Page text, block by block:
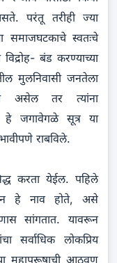
परंतू तरीही ज्या
समाजघटकाचे स्वतःचे
बंड करण्याच्या
मुलनिवासी जनतेला
असेल तर त्यांना
हे जगावेगळे सूत्र या
राबविले.
करता येईल. पहिले
हे नाव होते, असे
सांगतात. यावरून
सर्वाधिक लोकप्रिय
महापुरूषाची आठवण